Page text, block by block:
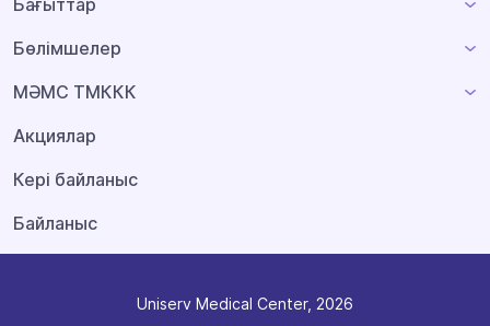
Бағыттар
Бөлімшелер
МӘМС ТМККК
Акциялар
Кері байланыс
Байланыс
Uniserv Medical Center, 2026